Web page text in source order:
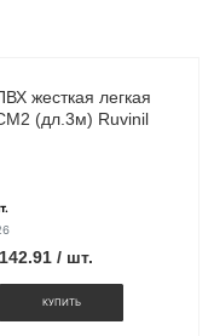
жесткая легкая
(дл.3м) Ruvinil
142.91 / шт.
КУПИТЬ